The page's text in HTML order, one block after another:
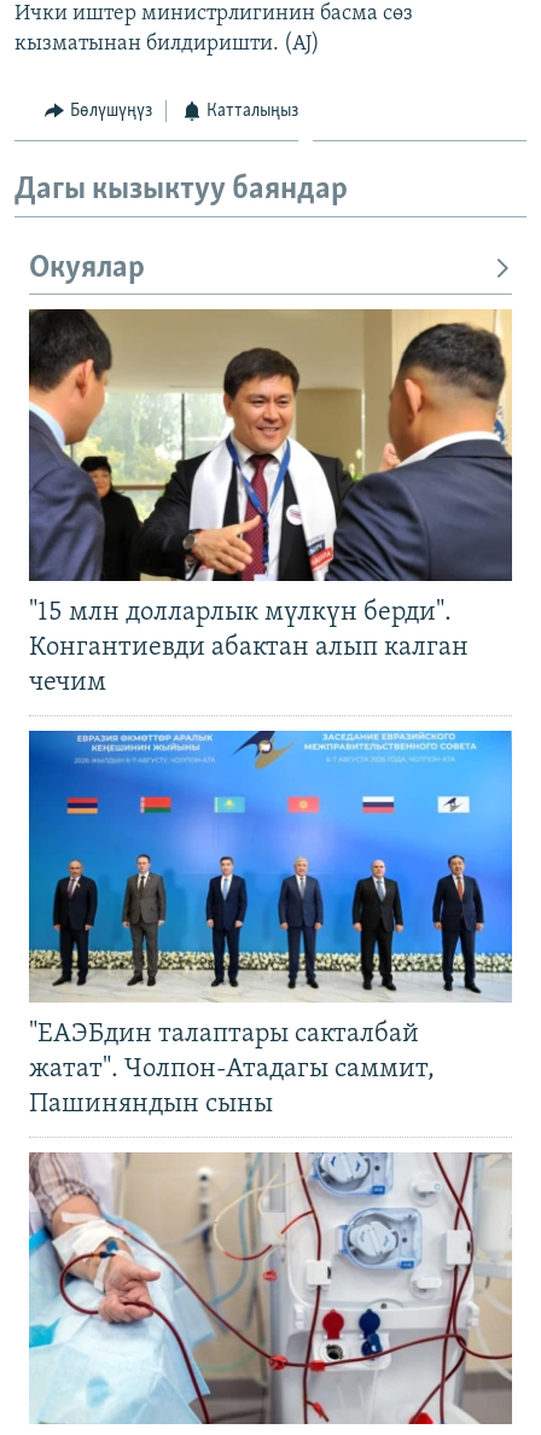
Ички иштер министрлигинин басма сөз
кызматынан билдиришти. (AJ)
Бөлүшүңүз Катталыңыз
Дагы кызыктуу баяндар
Окуялар
"15 млн долларлык мүлкүн берди".
Конгантиевди абактан алып калган
чечим
"ЕАЭБдин талаптары сакталбай
жатат". Чолпон-Атадагы саммит,
Пашиняндын сыны